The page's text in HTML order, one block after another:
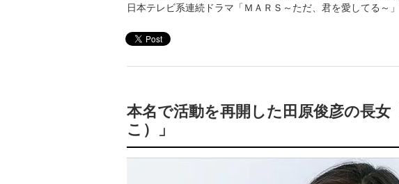
日本テレビ系連続ドラマ「ＭＡＲＳ～ただ、君を愛してる～
本名で活動を再開した田原俊彦の長女
こ）」